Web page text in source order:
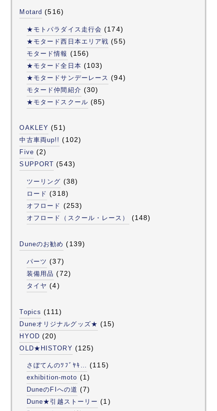
Motard (516)
★モトパラダイス走行会 (174)
★モタード西日本エリア戦 (55)
モタード情報 (156)
★モタード全日本 (103)
★モタードサンデーレース (94)
モタード仲間紹介 (30)
★モタードスクール (85)
OAKLEY (51)
中古車両up!! (102)
Five (2)
SUPPORT (543)
ツーリング (38)
ロード (318)
オフロード (253)
オフロード（スクール・レース） (148)
Duneのお勧め (139)
パーツ (37)
装備用品 (72)
タイヤ (4)
Topics (111)
Duneオリジナルグッズ★ (15)
HYOD (20)
OLD★HISTORY (125)
さぼてんのﾂﾌﾞﾔｷ… (115)
exhibition-moto (1)
DuneのFIへの道 (7)
Dune★引越ストーリー (1)